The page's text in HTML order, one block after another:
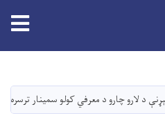
دانګل
د لارو چارو د معرفي کولو سمینار ترسره